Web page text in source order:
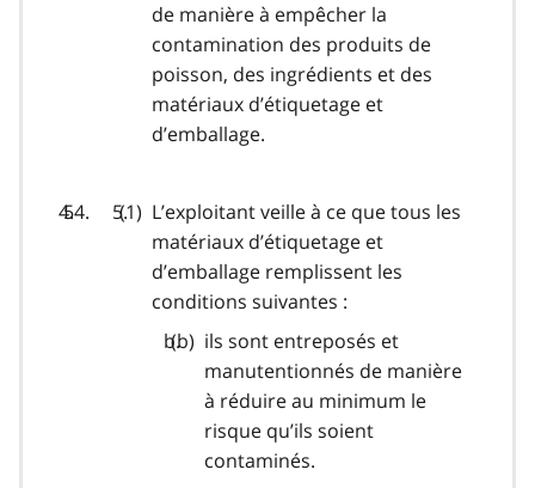
de manière à empêcher la
contamination des produits de
poisson, des ingrédients et des
matériaux d’étiquetage et
d’emballage.
L’exploitant veille à ce que tous les
matériaux d’étiquetage et
d’emballage remplissent les
conditions suivantes :
ils sont entreposés et
manutentionnés de manière
à réduire au minimum le
risque qu’ils soient
contaminés.